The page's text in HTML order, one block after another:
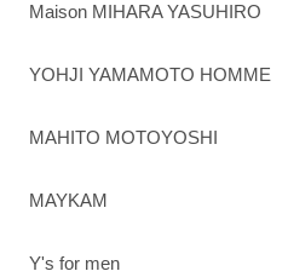
Maison MIHARA YASUHIRO
YOHJI YAMAMOTO HOMME
MAHITO MOTOYOSHI
MAYKAM
Y's for men